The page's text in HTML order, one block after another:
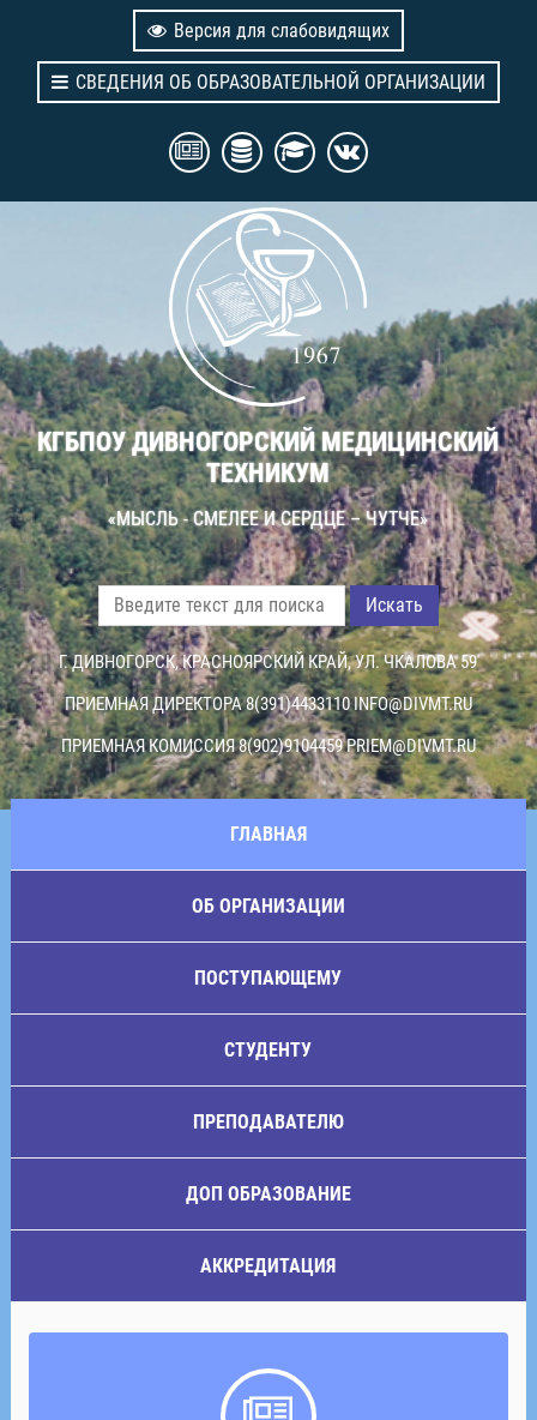
Версия для слабовидящих
СВЕДЕНИЯ ОБ ОБРАЗОВАТЕЛЬНОЙ ОРГАНИЗАЦИИ
КГБПОУ ДИВНОГОРСКИЙ МЕДИЦИНСКИЙ
ТЕХНИКУМ
«МЫСЛЬ - СМЕЛЕЕ И СЕРДЦЕ – ЧУТЧЕ»
Искать
Г. ДИВНОГОРСК, КРАСНОЯРСКИЙ КРАЙ, УЛ. ЧКАЛОВА 59
ПРИЕМНАЯ ДИРЕКТОРА 8(391)4433110INFO@DIVMT.RU
ПРИЕМНАЯ КОМИССИЯ 8(902)9104459PRIEM@DIVMT.RU
ГЛАВНАЯ
ОБ ОРГАНИЗАЦИИ
ПОСТУПАЮЩЕМУ
СТУДЕНТУ
ПРЕПОДАВАТЕЛЮ
ДОП ОБРАЗОВАНИЕ
АККРЕДИТАЦИЯ